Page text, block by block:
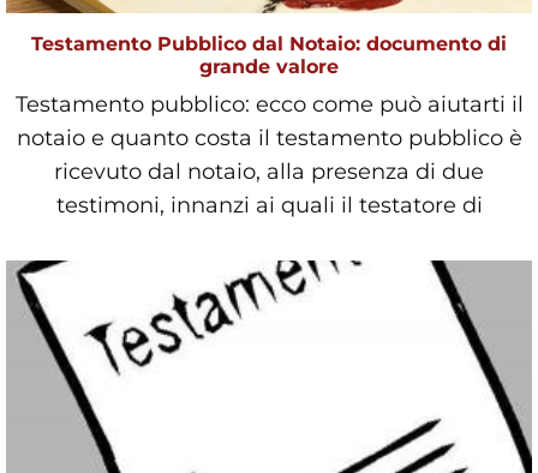
Testamento Pubblico dal Notaio: documento di
grande valore
Testamento pubblico: ecco come può aiutarti il
notaio e quanto costa il testamento pubblico è
ricevuto dal notaio, alla presenza di due
testimoni, innanzi ai quali il testatore di